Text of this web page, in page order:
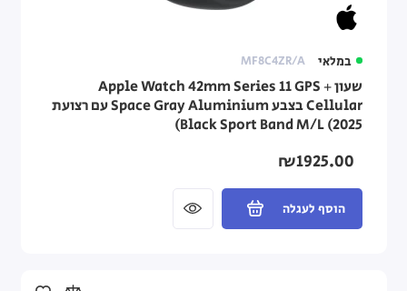
במלאי MF8C4ZR/A
שעון Apple Watch 42mm Series 11 GPS +
Cellular בצבע Space Gray Aluminium עם רצועת
Black Sport Band M/L (2025)
₪1925.00
הוסף לעגלה